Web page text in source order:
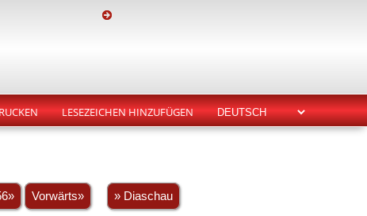
LESEZEICHEN HINZUFÜGEN
Vorwärts» » Diaschau